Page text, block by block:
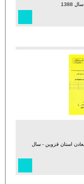
استان قزوین - سال